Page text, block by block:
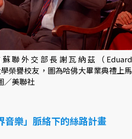
聯外交部長謝瓦納茲（Eduard
榮譽校友，圖為哈佛大畢業典禮上馬
／美聯社
樂」脈絡下的絲路計畫